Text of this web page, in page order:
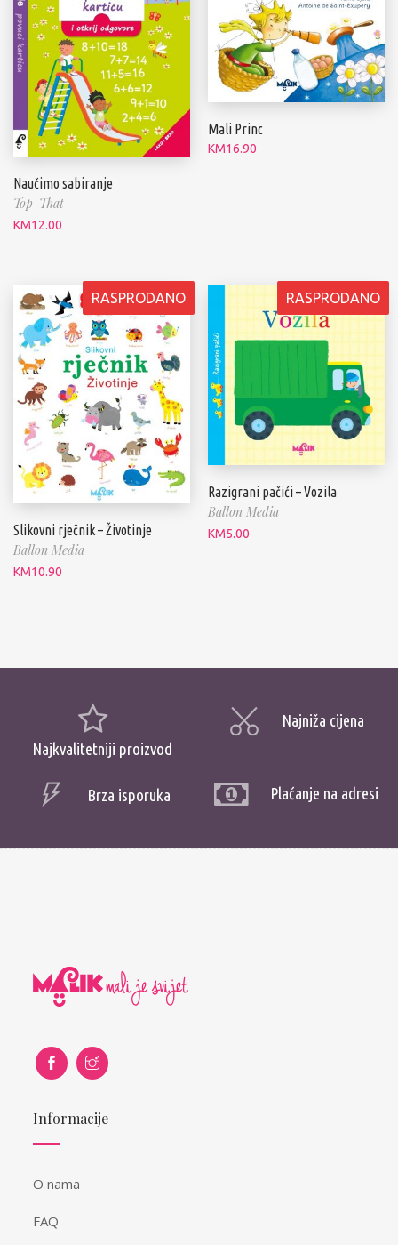
Naučimo sabiranje
Top-That
KM12.00
Mali Princ
KM16.90
RASPRODANO
Slikovni rječnik – Životinje
Ballon Media
KM10.90
RASPRODANO
Razigrani pačići – Vozila
Ballon Media
KM5.00
Najkvalitetniji proizvod
Najniža cijena
Brza isporuka Plaćanje na adresi
Informacije
O nama
FAQ